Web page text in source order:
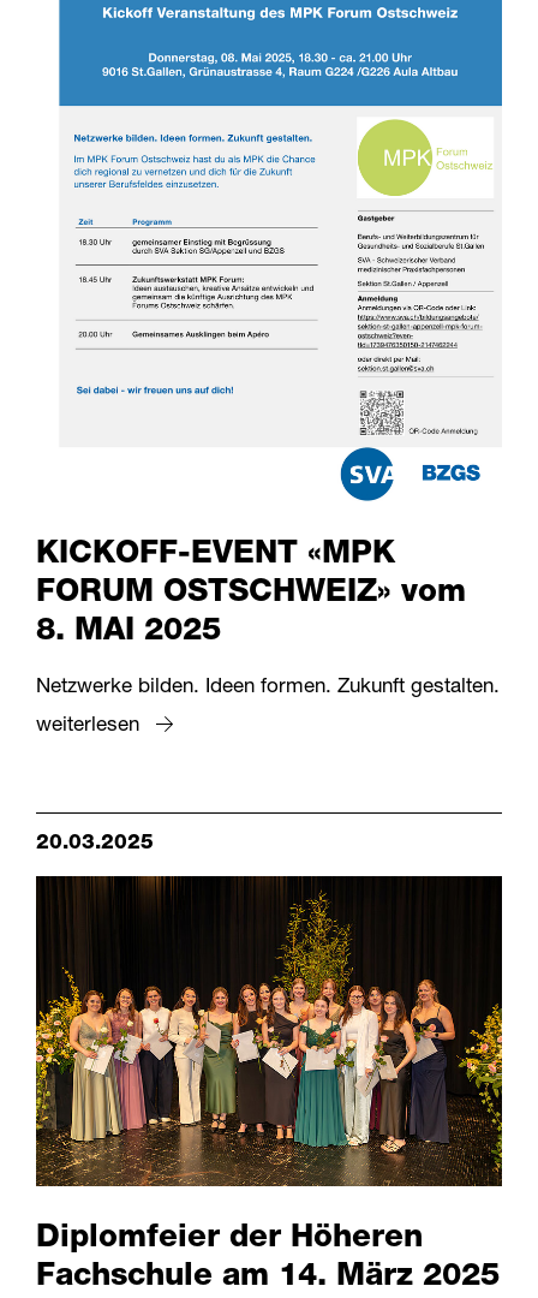
KICKOFF-EVENT «MPK
FORUM OSTSCHWEIZ» vom
8. MAI 2025
Netzwerke bilden. Ideen formen. Zukunft gestalten.
weiterlesen
20.03.2025
Diplomfeier der Höheren
Fachschule am 14. März 2025